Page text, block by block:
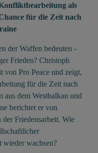
als
für die Zeit nach
der Waffen bedeuten -
Frieden? Christoph
Pro Peace und zeigt,
für die Zeit nach
dem Westbalkan und
berichtet er von
Friedensarbeit. Wie
wieder wachsen?